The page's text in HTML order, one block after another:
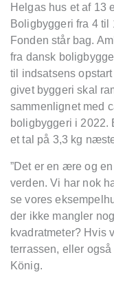
Helgas hus et af 13
Boligbyggeri fra 4
Fonden står bag.
fra dansk
til indsatsens
givet byggeri skal
sammenlignet med
boligbyggeri i 2022.
et tal på 3,3 kg
”Det er en ære og
verden. Vi har nok
se vores
der ikke mangler
kvadratmeter? Hvis
terrassen, eller
König.